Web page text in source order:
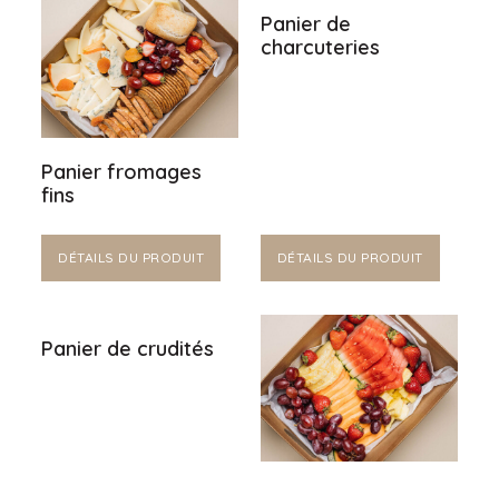
Panier fromages
fins
DÉTAILS DU PRODUIT
Panier de
charcuteries
DÉTAILS DU PRODUIT
Panier de crudités